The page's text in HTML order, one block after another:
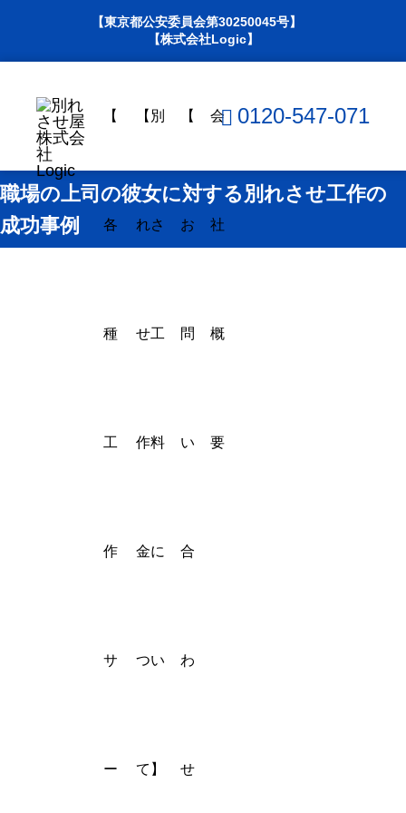
【東京都公安委員会第30250045号】
【株式会社Logic】
【
各
種
工
作
サ
ー
【別
れさ
せ工
作料
金に
つい
て】
【
お
問
い
合
わ
せ
会
社
概
要
0120-547-071
職場の上司の彼女に対する別れさせ工作の
成功事例